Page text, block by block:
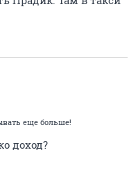
еще больше!
доход?